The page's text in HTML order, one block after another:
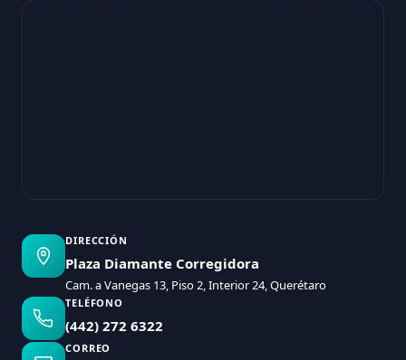
DIRECCIÓN
Plaza Diamante Corregidora
Cam. a Vanegas 13, Piso 2, Interior 24, Querétaro
TELÉFONO
(442) 272 6322
CORREO